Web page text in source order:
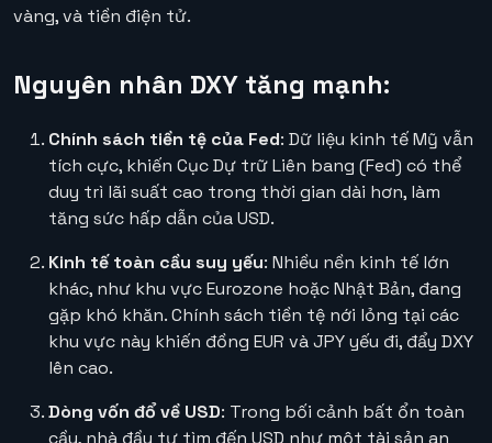
vàng, và tiền điện tử.
Nguyên nhân DXY tăng mạnh:
Chính sách tiền tệ của Fed: Dữ liệu kinh tế Mỹ vẫn
tích cực, khiến Cục Dự trữ Liên bang (Fed) có thể
duy trì lãi suất cao trong thời gian dài hơn, làm
tăng sức hấp dẫn của USD.
Kinh tế toàn cầu suy yếu: Nhiều nền kinh tế lớn
khác, như khu vực Eurozone hoặc Nhật Bản, đang
gặp khó khăn. Chính sách tiền tệ nới lỏng tại các
khu vực này khiến đồng EUR và JPY yếu đi, đẩy DXY
lên cao.
Dòng vốn đổ về USD: Trong bối cảnh bất ổn toàn
cầu, nhà đầu tư tìm đến USD như một tài sản an